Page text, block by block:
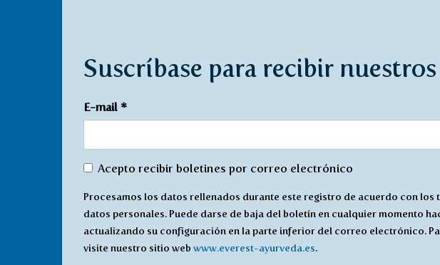
Suscríbase para recibir
E-mail *
De
con
recibir
*
Acepto recibir boletines por correo electrónico
Procesamos los datos rellenados durante este registro de acuerdo con
datos personales. Puede darse de baja del boletín en cualquier momento
actualizando su configuración en la parte inferior del correo electrónico.
visite nuestro sitio web www.everest-ayurveda.es.